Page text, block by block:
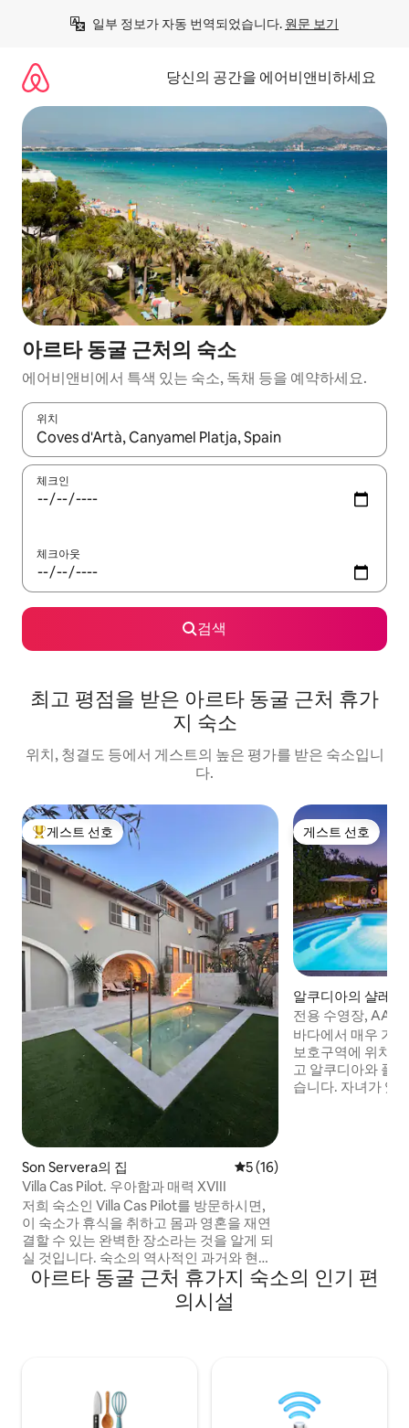
일부 정보가 자동 번역되었습니다. 원문 보기
당신의 공간을 에어비앤비하세요
아르타 동굴 근처의 숙소
에어비앤비에서 특색 있는 숙소, 독채 등을 예약하세요.
위치
결과가 나오면 위·아래 화살표 키를 사용하거나 터치 또는 스와이
체크인
체크아웃
검색
최고 평점을 받은 아르타 동굴 근처 휴가
지 숙소
위치, 청결도 등에서 게스트의 높은 평가를 받은 숙소입니
다.
상위 게스트 선호
게스트 선호
Son Servera의 집 평점 5점(5점 만점), 후기 16
5 (16)
Villa Cas Pilot. 우아함과 매력 XVIII
저희 숙소인 Villa Cas Pilot를 방문하시면,
이 숙소가 휴식을 취하고 몸과 영혼을 재연
결할 수 있는 완벽한 장소라는 것을 알게 되
실 것입니다. 숙소의 역사적인 과거와 현대
적인 디자인과 편안함이 어우러져 탄생한
차분한 분위기를 즐기실 수 있습니다. 개별
적으로 꾸며진 객실에는 전용 욕실, 개별 실
게스트 선호
게스트 선호
알쿠디아의 샬레
전용 수영장,
름다운 샬레
바다에서 매우 가
보호구역에 위치
고 알쿠디아와 폴
습니다. 자녀가 있는 가족과 자녀가 없는 가
아르타 동굴 근처 휴가지 숙소의 인기 편
의시설